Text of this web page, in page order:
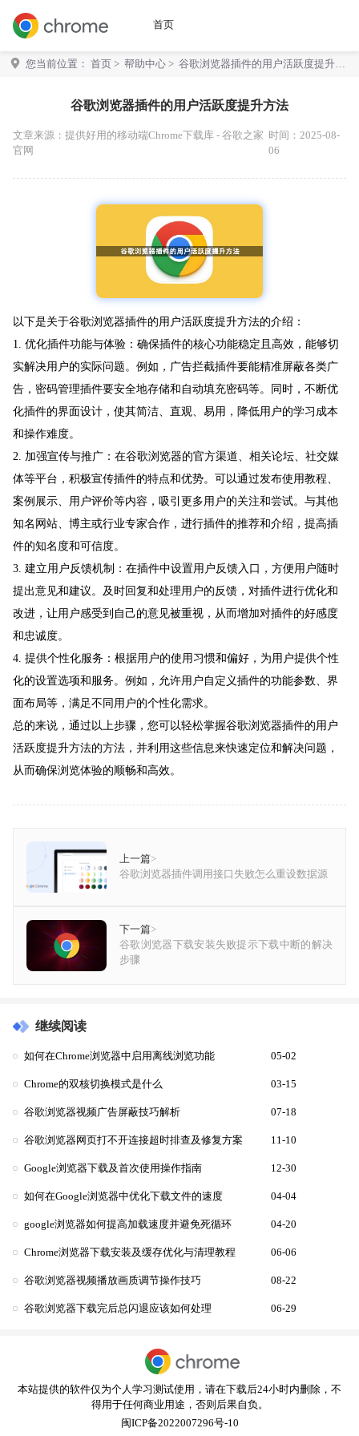
首页
您当前位置： 首页 > 帮助中心 > 谷歌浏览器插件的用户活跃度提升方
谷歌浏览器插件的用户活跃度提升方法
文章来源： 提供好用的移动端Chrome下载库 - 谷歌之家
官网
时间：2025-08-
06
以下是关于谷歌浏览器插件的用户活跃度提升方法的介绍：
1. 优化插件功能与体验：确保插件的核心功能稳定且高效，能够切
实解决用户的实际问题。例如，广告拦截插件要能精准屏蔽各类广
告，密码管理插件要安全地存储和自动填充密码等。同时，不断优
化插件的界面设计，使其简洁、直观、易用，降低用户的学习成本
和操作难度。
2. 加强宣传与推广：在谷歌浏览器的官方渠道、相关论坛、社交媒
体等平台，积极宣传插件的特点和优势。可以通过发布使用教程、
案例展示、用户评价等内容，吸引更多用户的关注和尝试。与其他
知名网站、博主或行业专家合作，进行插件的推荐和介绍，提高插
件的知名度和可信度。
3. 建立用户反馈机制：在插件中设置用户反馈入口，方便用户随时
提出意见和建议。及时回复和处理用户的反馈，对插件进行优化和
改进，让用户感受到自己的意见被重视，从而增加对插件的好感度
和忠诚度。
4. 提供个性化服务：根据用户的使用习惯和偏好，为用户提供个性
化的设置选项和服务。例如，允许用户自定义插件的功能参数、界
面布局等，满足不同用户的个性化需求。
总的来说，通过以上步骤，您可以轻松掌握谷歌浏览器插件的用户
活跃度提升方法的方法，并利用这些信息来快速定位和解决问题，
从而确保浏览体验的顺畅和高效。
上一篇>
谷歌浏览器插件调用接口失败怎么重设数据源
下一篇>
谷歌浏览器下载安装失败提示下载中断的解决
步骤
继续阅读
如何在Chrome浏览器中启用离线浏览功能 05-02
Chrome的双核切换模式是什么 03-15
谷歌浏览器视频广告屏蔽技巧解析 07-18
谷歌浏览器网页打不开连接超时排查及修复方案 11-10
Google浏览器下载及首次使用操作指南 12-30
如何在Google浏览器中优化下载文件的速度 04-04
google浏览器如何提高加载速度并避免死循环 04-20
Chrome浏览器下载安装及缓存优化与清理教程 06-06
谷歌浏览器视频播放画质调节操作技巧 08-22
谷歌浏览器下载完后总闪退应该如何处理 06-29
本站提供的软件仅为个人学习测试使用，请在下载后24小时内删除，不
得用于任何商业用途，否则后果自负。
闽ICP备2022007296号-10